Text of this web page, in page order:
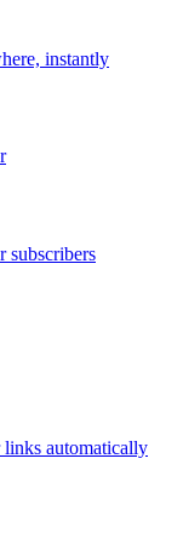
instantly
subscribers
automatically